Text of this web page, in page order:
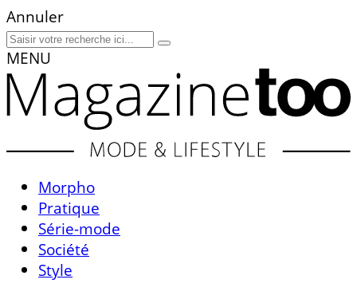
Annuler
MENU
Morpho
Pratique
Série-mode
Société
Style